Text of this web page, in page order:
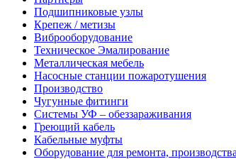
Подшипниковые узлы
Крепеж / метизы
Виброоборудование
Техническое Эмалирование
Металлическая мебель
Насосные станции пожаротушения
Производство
Чугунные фитинги
Системы УФ – обеззараживания
Греющий кабель
Кабельные муфты
Оборудование для ремонта,